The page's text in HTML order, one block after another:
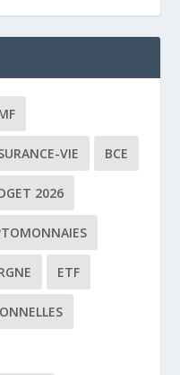
VIE BCE
2026
ETF